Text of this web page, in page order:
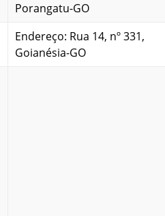
Porangatu-GO
Endereço: Rua 14, nº 331,
Goianésia-GO